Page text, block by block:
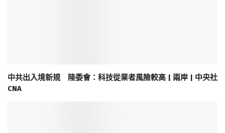
中共出入境新規 陸委會：科技從業者風險較高 | 兩岸 | 中央社
CNA